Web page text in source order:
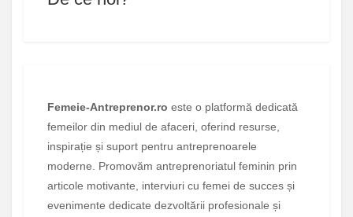
Femeie-Antreprenor.ro este o platformă dedicată
femeilor din mediul de afaceri, oferind resurse,
inspirație și suport pentru antreprenoarele
moderne. Promovăm antreprenoriatul feminin prin
articole motivante, interviuri cu femei de succes și
evenimente dedicate dezvoltării profesionale și